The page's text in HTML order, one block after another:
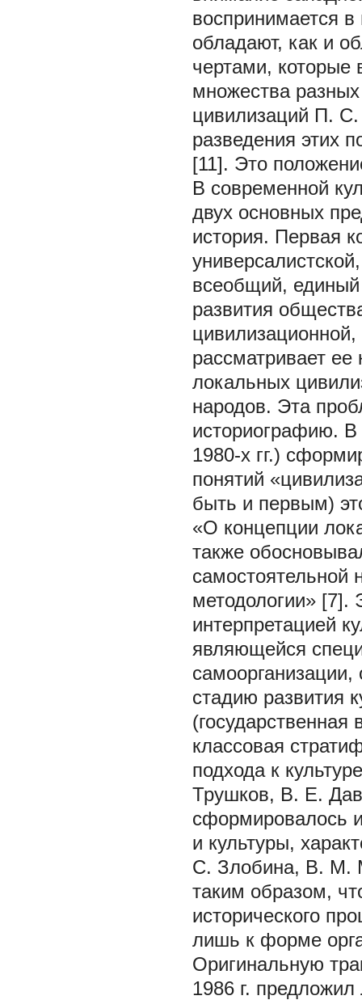
воспринимается
обладают, как и
чертами,
множества разных
цивилизаций П. С.
разведения этих
[11]. Это
В современной
двух основных
история. Первая
всеобщий, единый
развития
цивилизационной,
рассматривает
локальных
народов. Эта
историографию. В
1980-х гг.)
понятий
быть и первым)
«О концепции
также
самостоятельной
методологии» [7].
интерпретацией
являющейся
стадию развития
классовая
подхода к
Трушков, В. Е.
сформировалось
и культуры,
С. Злобина, В. М.
таким образом,
исторического
лишь к форме
Оригинальную
1986 г.